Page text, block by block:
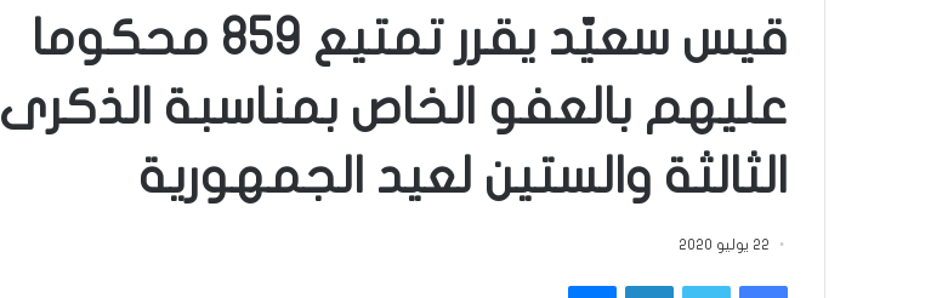
قيس سعيّد يقرر تمتيع 859 محكوما
عليهم بالعفو الخاص بمناسبة الذكرى
الثالثة والستين لعيد الجمهورية
22 يوليو 2020
فيسبوكتويتر لينكدإن ماسنجر